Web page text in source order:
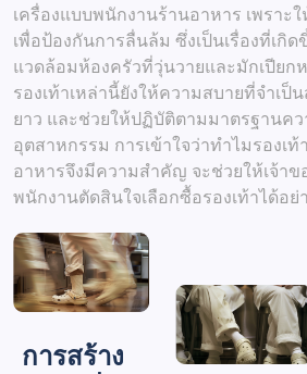
เครื่องแบบพนักงานร้านอาหาร เพราะใ
เพื่อป้องกันการลื่นล้ม ซึ่งเป็นเรื่องที่เกิ
แวดล้อมห้องครัวที่วุ่นวายและมักเปียก
รองเท้าเหล่านี้ยังให้ความสบายที่จำเป็
ยาว และช่วยให้ปฏิบัติตามมาตรฐานค
อุตสาหกรรม การเข้าใจว่าทำไมรองเ
อาหารจึงมีความสำคัญ จะช่วยให้เจ้าข
พนักงานตัดสินใจเลือกซื้อรองเท้าได้อย่
การสร้าง